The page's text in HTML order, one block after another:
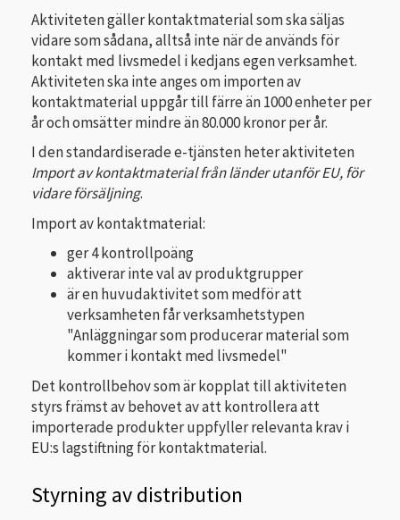
Aktiviteten gäller kontaktmaterial som ska säljas
vidare som sådana, alltså inte när de används för
kontakt med livsmedel i kedjans egen verksamhet.
Aktiviteten ska inte anges om importen av
kontaktmaterial uppgår till färre än 1000 enheter per
år och omsätter mindre än 80.000 kronor per år.
I den standardiserade e-tjänsten heter aktiviteten
Import av kontaktmaterial från länder utanför EU, för
vidare försäljning.
Import av kontaktmaterial:
ger 4 kontrollpoäng
aktiverar inte val av produktgrupper
är en huvudaktivitet som medför att
verksamheten får verksamhetstypen
"Anläggningar som producerar material som
kommer i kontakt med livsmedel"
Det kontrollbehov som är kopplat till aktiviteten
styrs främst av behovet av att kontrollera att
importerade produkter uppfyller relevanta krav i
EU:s lagstiftning för kontaktmaterial.
Styrning av distribution